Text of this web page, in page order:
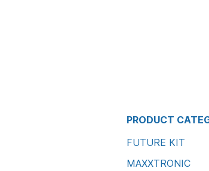
PRODUCT
FUTURE KIT
MAXXTRONIC